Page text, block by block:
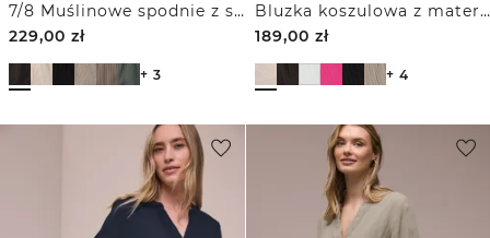
7/8 Muślinowe spodnie z szerokimi nogawkami o luźnym kroju
229,00 zł
+ 3
Bluzka koszulowa z materiału muślinowego
189,00 zł
+ 4